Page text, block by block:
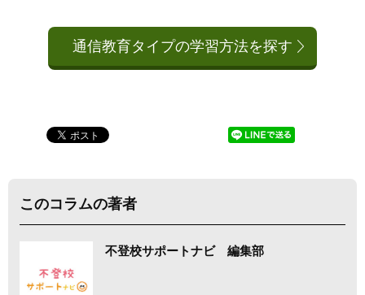
通信教育タイプの学習方法を探す
このコラムの著者
不登校サポートナビ 編集部